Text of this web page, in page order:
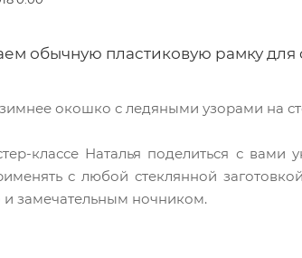
обычную пластиковую рамку
окошко с ледяными узорами на
классе Наталья поделиться с
с любой стеклянной
и замечательным ночником.